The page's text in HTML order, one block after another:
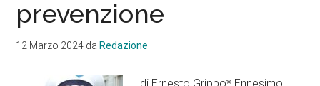
prevenzione
12 Marzo 2024 daRedazione
di Ernesto Grippo* Ennesimo